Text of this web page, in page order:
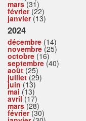
mars(31)
février(22)
janvier(13)
2024
décembre (14)
novembre (25)
octobre (16)
septembre (40)
août (25)
juillet(29)
juin (13)
mai (13)
avril(17)
mars(28)
février(30)